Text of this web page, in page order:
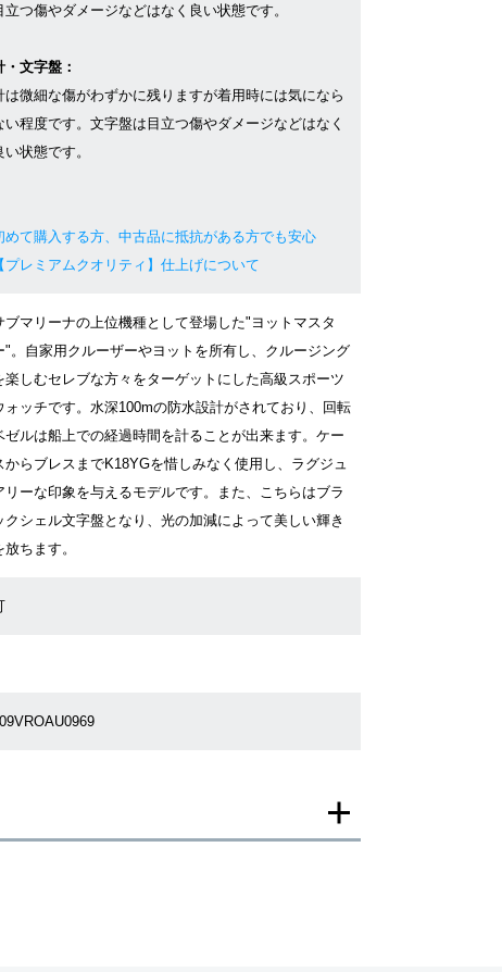
立つ傷やダメージなどはなく良い状態です。
・文字盤：
は微細な傷がわずかに残りますが着用時には気になら
い程度です。文字盤は目立つ傷やダメージなどはなく
い状態です。
めて購入する方、中古品に抵抗がある方でも安心
【プレミアムクオリティ】仕上げについて
ブマリーナの上位機種として登場した"ヨットマスタ
"。自家用クルーザーやヨットを所有し、クルージング
楽しむセレブな方々をターゲットにした高級スポーツ
ォッチです。水深100mの防水設計がされており、回転
ゼルは船上での経過時間を計ることが出来ます。ケー
からブレスまでK18YGを惜しみなく使用し、ラグジュ
リーな印象を与えるモデルです。また、こちらはブラ
クシェル文字盤となり、光の加減によって美しい輝き
放ちます。